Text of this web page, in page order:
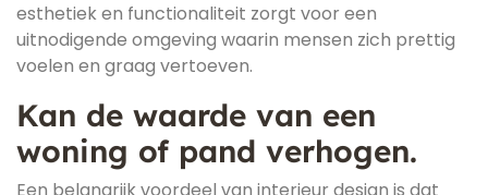
esthetiek en functionaliteit zorgt voor een
uitnodigende omgeving waarin mensen zich prettig
voelen en graag vertoeven.
Kan de waarde van een
woning of pand verhogen.